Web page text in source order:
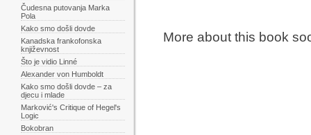
Čudesna putovanja Marka
Pola
Kako smo došli dovde
Kanadska frankofonska
književnost
Što je vidio Linné
Alexander von Humboldt
Kako smo došli dovde – za
djecu i mlade
Marković's Critique of Hegel's
Logic
Bokobran
More about this book